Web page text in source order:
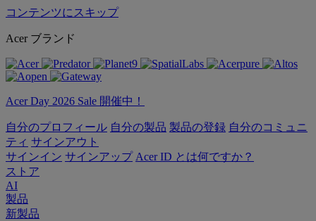
コンテンツにスキップ
Acer ブランド
Acer Day 2026 Sale 開催中！
自分のプロフィール 自分の製品 製品の登録 自分のコミュニ
ティ サインアウト
サインイン サインアップ Acer ID とは何ですか？
ストア
AI
製品
新製品